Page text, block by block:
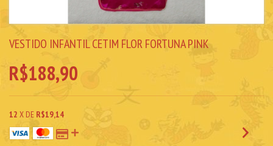
VESTIDO INFANTIL CETIM FLOR FORTUNA PINK
R$188,90
12 X DE R$19,14